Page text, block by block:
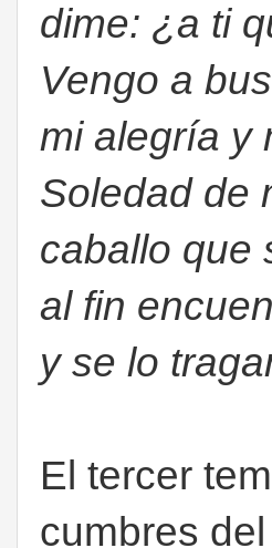
dime: ¿a ti
Vengo a
mi alegría y
Soledad de
caballo que
al fin
y se lo
El tercer
cumbres